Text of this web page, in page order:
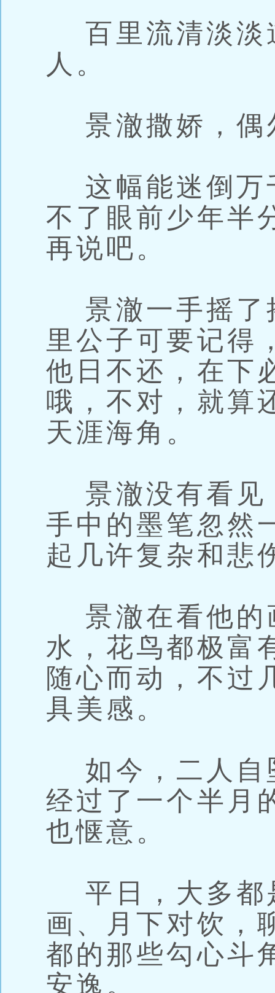
百里流清淡淡
人。
景澈撒娇，偶
这幅能迷倒万
不了眼前少年半
再说吧。
景澈一手摇了
里公子可要记得
他日不还，在下
哦，不对，就算
天涯海角。
景澈没有看见
手中的墨笔忽然
起几许复杂和悲
景澈在看他的
水，花鸟都极富
随心而动，不过
具美感。
如今，二人自
经过了一个半月
也惬意。
平日，大多都
画、月下对饮，
都的那些勾心斗
安逸。